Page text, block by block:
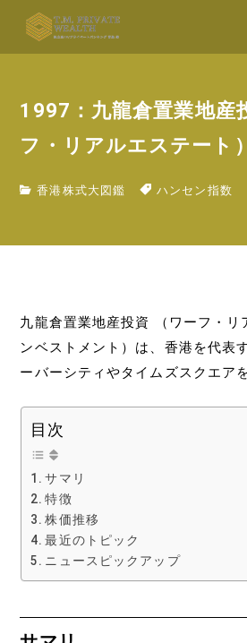
1997：九龍倉置業地産
フ・リアルエステート）
香港株式大図鑑 ハンセン指数
九龍倉置業地産投資 （ワーフ・リ
ンベストメント）は、香港を代表
ーバーシティやタイムズスクエア
目次
サマリ
特徴
株価推移
最近のトピック
ニュースピックアップ